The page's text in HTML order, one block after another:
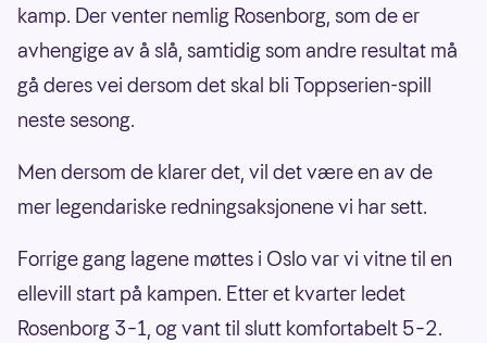
kamp. Der venter nemlig Rosenborg, som de er
avhengige av å slå, samtidig som andre resultat må
gå deres vei dersom det skal bli Toppserien-spill
neste sesong.
Men dersom de klarer det, vil det være en av de
mer legendariske redningsaksjonene vi har sett.
Forrige gang lagene møttes i Oslo var vi vitne til en
ellevill start på kampen. Etter et kvarter ledet
Rosenborg 3–1, og vant til slutt komfortabelt 5–2.